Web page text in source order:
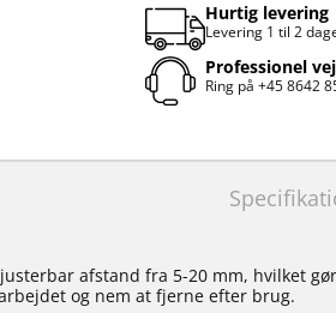
Hurtig levering
Levering 1 til 2
Professionel
Ring på+45 8642
afstand fra 5-20 mm, hvilket
og nem at fjerne efter brug.